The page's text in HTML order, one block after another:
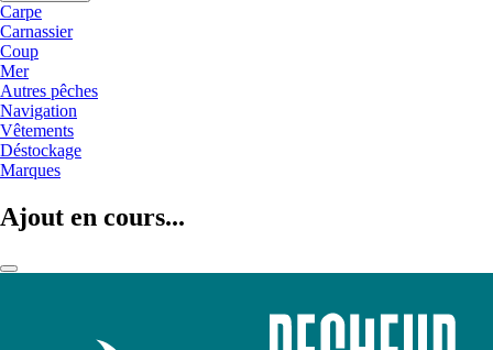
Carpe
Carnassier
Coup
Mer
Autres pêches
Navigation
Vêtements
Déstockage
Marques
Ajout en cours...